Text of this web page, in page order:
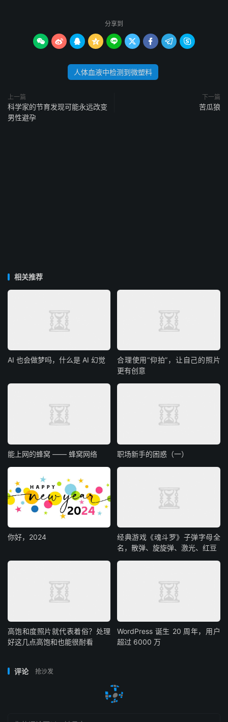
分享到
        
人体血液中检测到微塑料
上一篇
科学家的节育发现可能永远改变
男性避孕
下一篇
苦瓜狼
相关推荐
AI 也会做梦吗，什么是 AI 幻觉
合理使用“仰拍”，让自己的照片
更有创意
能上网的蜂窝 —— 蜂窝网络 职场新手的困惑（一）
你好，2024
经典游戏《魂斗罗》子弹字母全
名，散弹、旋旋弹、激光、红豆
高饱和度照片就代表着俗？处理
好这几点高饱和也能很耐看
WordPress 诞生 20 周年，用户
超过 6000 万
评论 抢沙发